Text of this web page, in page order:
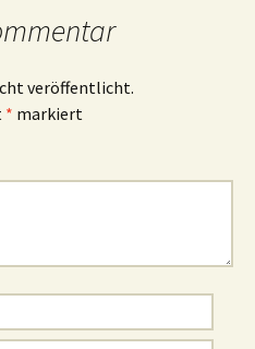
veröffentlicht.
* markiert